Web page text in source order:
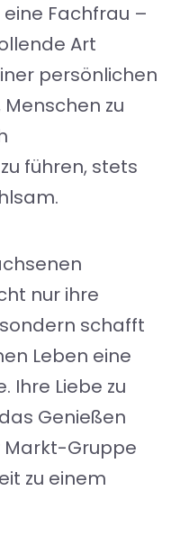
Fachfrau –
Art
persönlichen
zu
führen, stets
nur ihre
schafft
Leben eine
Ihre Liebe zu
Genießen
Gruppe
zu einem